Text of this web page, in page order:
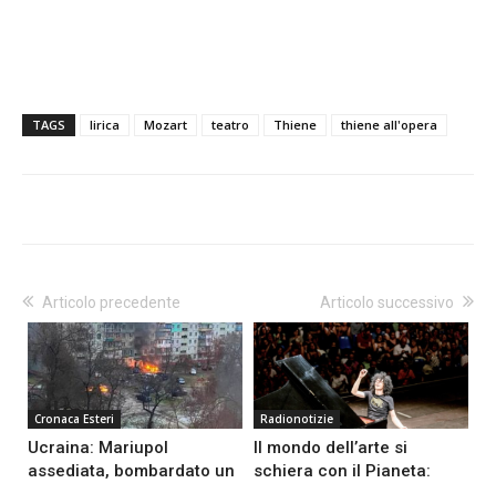
TAGS lirica Mozart teatro Thiene thiene all'opera
Articolo precedente
Cronaca Esteri
Ucraina: Mariupol
assediata, bombardato un
Articolo successivo
Radionotizie
Il mondo dell’arte si
schiera con il Pianeta: